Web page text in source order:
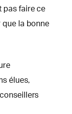
pas faire ce
que la bonne
élues,